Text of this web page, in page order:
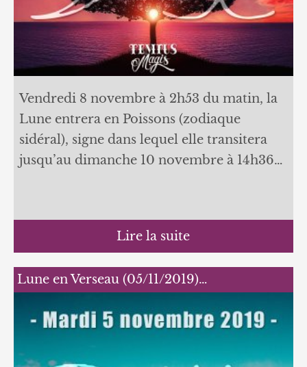
Vendredi 8 novembre à 2h53 du matin, la
Lune entrera en Poissons (zodiaque
sidéral), signe dans lequel elle transitera
jusqu’au dimanche 10 novembre à 14h36…
Lire la suite
Lune en Verseau (05/11/2019)…